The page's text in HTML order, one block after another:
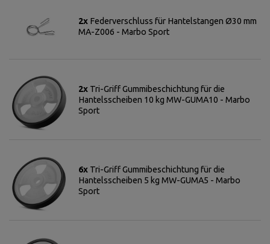
2x Federverschluss für Hantelstangen Ø30 mm
MA-Z006 - Marbo Sport
2x Tri-Griff Gummibeschichtung für die
Hantelsscheiben 10 kg MW-GUMA10 - Marbo
Sport
6x Tri-Griff Gummibeschichtung für die
Hantelsscheiben 5 kg MW-GUMA5 - Marbo
Sport